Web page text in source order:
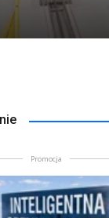
Promocja